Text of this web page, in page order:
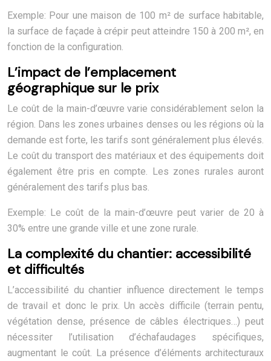
Exemple: Pour une maison de 100 m² de surface habitable,
la surface de façade à crépir peut atteindre 150 à 200 m², en
fonction de la configuration.
L’impact de l’emplacement
géographique sur le prix
Le coût de la main-d’œuvre varie considérablement selon la
région. Dans les zones urbaines denses ou les régions où la
demande est forte, les tarifs sont généralement plus élevés.
Le coût du transport des matériaux et des équipements doit
également être pris en compte. Les zones rurales auront
généralement des tarifs plus bas.
Exemple: Le coût de la main-d’œuvre peut varier de 20 à
30% entre une grande ville et une zone rurale.
La complexité du chantier: accessibilité
et difficultés
L’accessibilité du chantier influence directement le temps
de travail et donc le prix. Un accès difficile (terrain pentu,
végétation dense, présence de câbles électriques…) peut
nécessiter l’utilisation d’échafaudages spécifiques,
augmentant le coût. La présence d’éléments architecturaux